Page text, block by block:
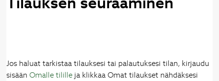
Jos haluat tarkistaa tilauksesi tai palautuksesi tilan, kirjaudu
sisäänOmalle tilille ja klikkaa Omat tilaukset nähdäksesi